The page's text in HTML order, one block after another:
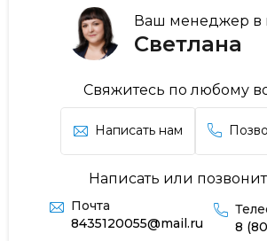
Ваш менеджер в
Светлана
Свяжитесь по любому
Написать нам
Написать или
Почта
8435120055@mail.ru
8